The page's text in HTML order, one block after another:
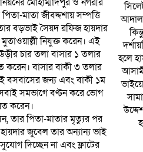
মাতা জীবদ্দশায় সম্পত্তি
বড়ভাই সৈয়দ রফিজ হায়দার
নিযুক্ত করেন। এই
চার তলা বাসার ১ তলার
করেন। বাসার বাকী ৩ তলার
বসবাসের জন্য এবং বাকী ১ম
সমভাগে বণ্টন করে ভোগ
করেন।
তার পিতা-মাতার মৃত্যুর পর
জুবেল তার অন্যান্য ভাই
দিচ্ছেন না এবং ফ্লাটের
হলে